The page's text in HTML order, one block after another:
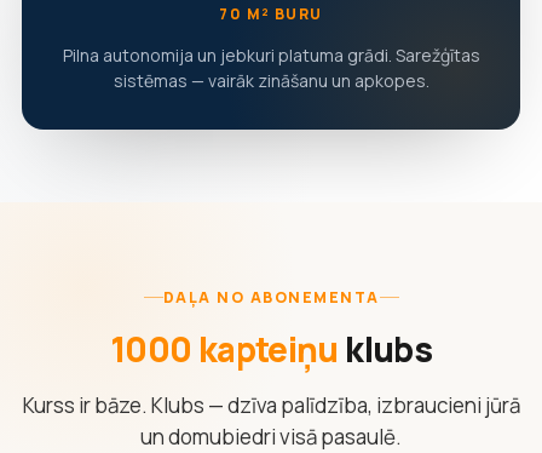
70 M² BURU
Pilna autonomija un jebkuri platuma grādi. Sarežģītas
sistēmas — vairāk zināšanu un apkopes.
DAĻA NO ABONEMENTA
1000 kapteiņu klubs
Kurss ir bāze. Klubs — dzīva palīdzība, izbraucieni jūrā
un domubiedri visā pasaulē.